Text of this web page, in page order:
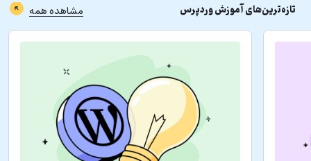
تازه‌ترین‌هایآموزش وردپرس مشاهده همه